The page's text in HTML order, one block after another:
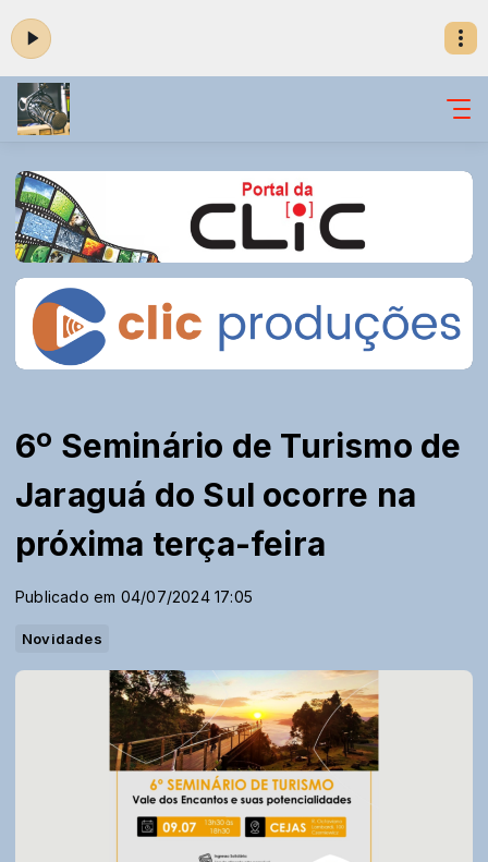
6º Seminário de Turismo de
Jaraguá do Sul ocorre na
próxima terça-feira
Publicado em 04/07/2024 17:05
Novidades